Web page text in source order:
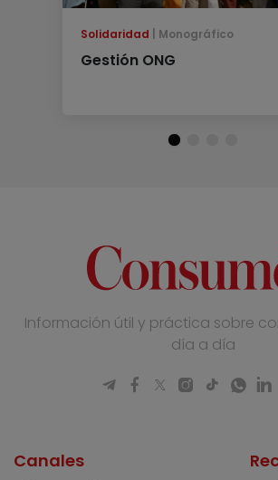
Solidaridad Monográfico
Gestión ONG
Información útil y práctica sobre
día a día
Canales